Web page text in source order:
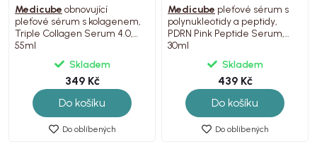
Medicube obnovující
pleťové sérum s kolagenem,
Triple Collagen Serum 4.0,
55ml
Skladem
349 Kč
Do košíku
Do oblíbených
Medicube pleťové sérum s
polynukleotidy a peptidy,
PDRN Pink Peptide Serum,
30ml
Skladem
439 Kč
Do košíku
Do oblíbených